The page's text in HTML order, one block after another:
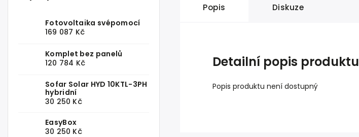
Fotovoltaika svépomocí
169 087 Kč
Komplet bez panelů
120 784 Kč
Sofar Solar HYD 10KTL-3PH
hybridní
30 250 Kč
EasyBox
30 250 Kč
Popis Diskuze
Detailní popis produktu
Popis produktu není dostupný